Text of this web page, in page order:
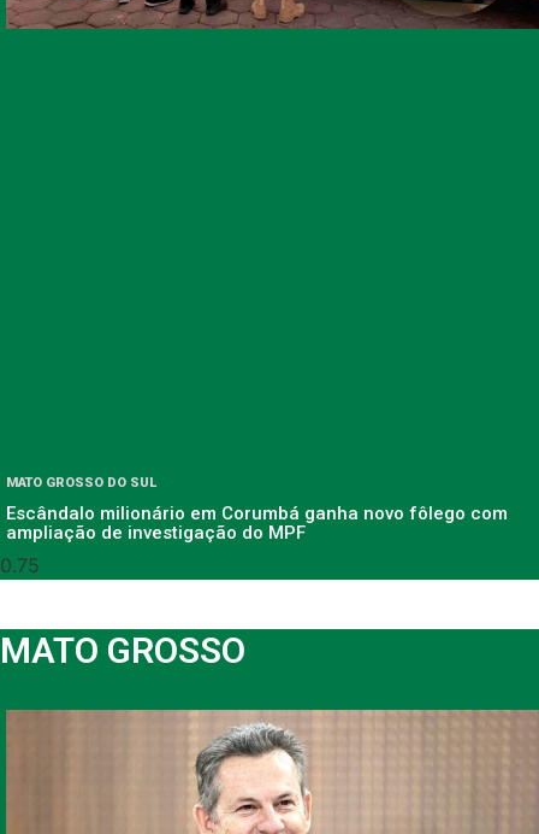
MATO GROSSO DO SUL
Escândalo milionário em Corumbá ganha novo fôlego com
ampliação de investigação do MPF
MATO GROSSO